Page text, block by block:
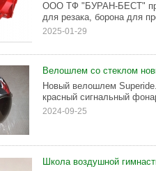
ООО ТФ "БУРАН-БЕСТ"
для резака, борона для
2025-01-29
Велошлем со стеклом
Новый велошлем
красный сигнальный
2024-09-25
Школа воздушной